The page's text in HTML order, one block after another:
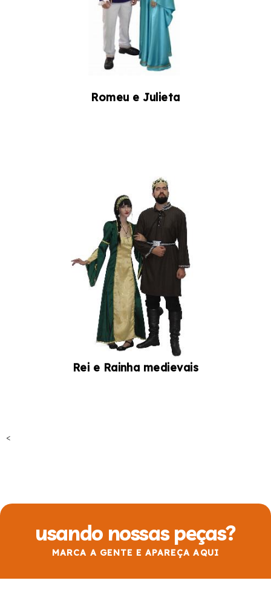
Romeu e Julieta
Rei e Rainha medievais
<
usando nossas peças?
MARCA A GENTE E APAREÇA AQUI